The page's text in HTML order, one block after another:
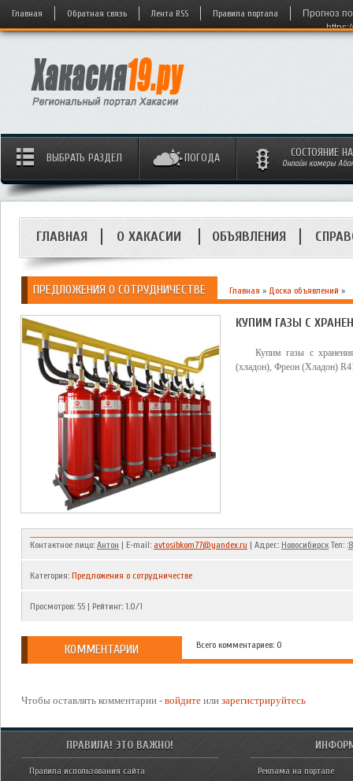
Главная Обратная связь Лента RSS Правила портала
Прогноз
ВЫБРАТЬ РАЗДЕЛ ПОГОДА СОСТОЯНИЕ
Онлайн камеры
ГЛАВНАЯ О ХАКАСИИ ОБЪЯВЛЕНИЯ
ПРЕДЛОЖЕНИЯ О СОТРУДНИЧЕСТВЕ Главная » Доска объявлений »
КУПИМ ГАЗЫ С
Купим газы с
(хладон), Фреон (Хладон)
Контактное лицо: Антон | E-mail: avtosibkom77@yandex.ru | Адрес: Новосибирск Тел: :
Категория: Предложения о сотрудничестве
Просмотров: 55 | Рейтинг: 1.0/1
КОММЕНТАРИИ Всего комментариев: 0
Чтобы оставлять комментарии - войдите или зарегистрируйтесь
ПРАВИЛА! ЭТО ВАЖНО!
Правила использования сайта
Реклама на портале